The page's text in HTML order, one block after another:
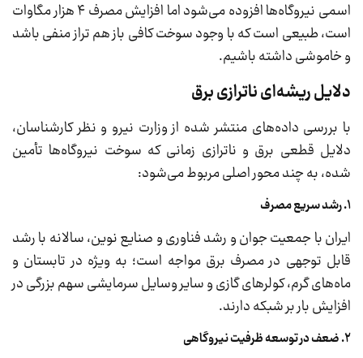
اسمی نیروگاه‌ها افزوده می‌شود اما افزایش مصرف ۴ هزار مگاوات
است، طبیعی است که با وجود سوخت کافی باز هم تراز منفی باشد
و خاموشی داشته باشیم.
دلایل ریشه‌ای ناترازی برق
با بررسی داده‌های منتشر شده از وزارت نیرو و نظر کارشناسان،
دلایل قطعی برق و ناترازی زمانی که سوخت نیروگاه‌ها تأمین
شده، به چند محور اصلی مربوط می‌شود:
۱. رشد سریع مصرف
ایران با جمعیت جوان و رشد فناوری و صنایع نوین، سالانه با رشد
قابل توجهی در مصرف برق مواجه است؛ به ویژه در تابستان و
ماه‌های گرم، کولرهای گازی و سایر وسایل سرمایشی سهم بزرگی در
افزایش بار بر شبکه دارند.
۲. ضعف در توسعه ظرفیت نیروگاهی